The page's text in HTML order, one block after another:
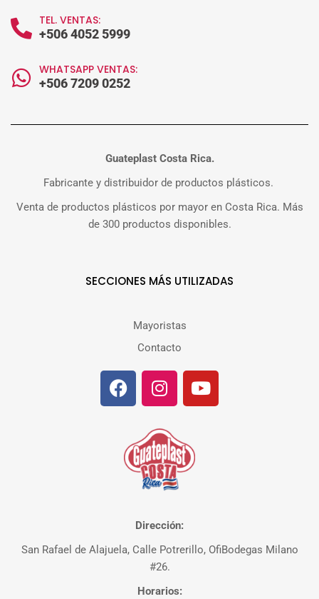
TEL. VENTAS:
+506 4052 5999
WHATSAPP VENTAS:
+506 7209 0252
Guateplast Costa Rica.
Fabricante y distribuidor de productos plásticos.
Venta de productos plásticos por mayor en Costa Rica. Más
de 300 productos disponibles.
SECCIONES MÁS UTILIZADAS
Mayoristas
Contacto
Dirección:
San Rafael de Alajuela, Calle Potrerillo, OfiBodegas Milano
#26.
Horarios: